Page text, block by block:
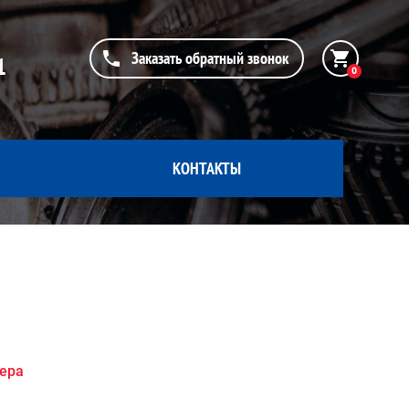
Заказать обратный звонок
0
КОНТАКТЫ